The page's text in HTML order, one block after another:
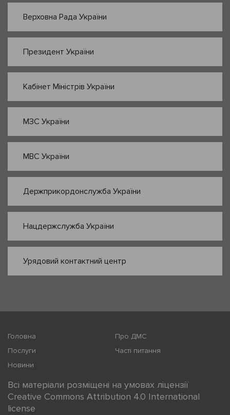
Верховна Рада України
Президент України
Кабінет Міністрів України
МЗС України
МВС України
Держприкордонслужба України
Нацдержслужба України
Урядовий контактний центр
Головна
Про ДМС
Послуги
Часті питання
Новини
Всі матеріали розміщені на умовах ліцензії
Creative Commons Attribution 4.0 International
license